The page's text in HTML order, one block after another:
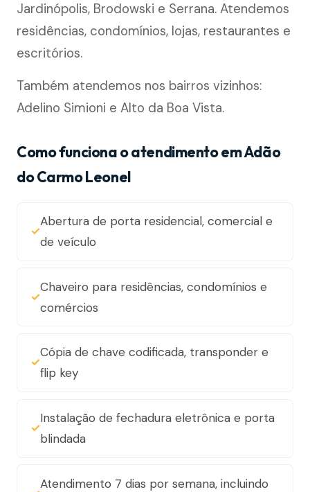
Jardinópolis, Brodowski e Serrana. Atendemos
residências, condomínios, lojas, restaurantes e
escritórios.
Também atendemos nos bairros vizinhos:
Adelino Simioni e Alto da Boa Vista.
Como funciona o atendimento em Adão
do Carmo Leonel
Abertura de porta residencial, comercial e
de veículo
Chaveiro para residências, condomínios e
comércios
Cópia de chave codificada, transponder e
flip key
Instalação de fechadura eletrônica e porta
blindada
Atendimento 7 dias por semana, incluindo